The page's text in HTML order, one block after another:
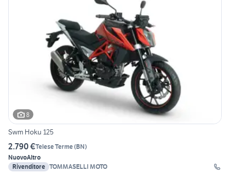
8
Swm Hoku 125
2.790 €Telese Terme(BN)
NuovoAltro
Rivenditore TOMMASELLI MOTO